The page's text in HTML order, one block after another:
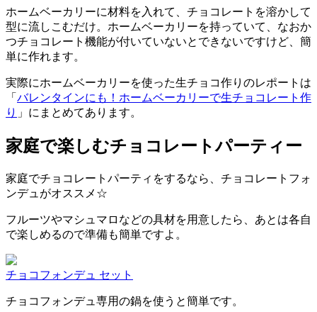
ホームベーカリーに材料を入れて、チョコレートを溶かして
型に流しこむだけ。ホームベーカリーを持っていて、なおか
つチョコレート機能が付いていないとできないですけど、簡
単に作れます。
実際にホームベーカリーを使った生チョコ作りのレポートは
「 バレンタインにも！ホームベーカリーで生チョコレート作
り 」にまとめてあります。
家庭で楽しむチョコレートパーティー
家庭でチョコレートパーティをするなら、チョコレートフォ
ンデュがオススメ☆
フルーツやマシュマロなどの具材を用意したら、あとは各自
で楽しめるので準備も簡単ですよ。
チョコフォンデュ セット
チョコフォンデュ専用の鍋を使うと簡単です。